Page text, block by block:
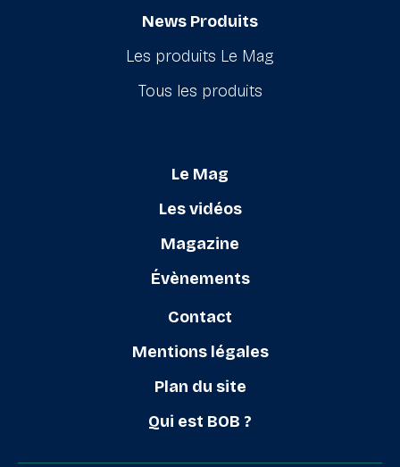
News Produits
Les produits Le Mag
Tous les produits
Le Mag
Les vidéos
Magazine
Évènements
Contact
Mentions légales
Plan du site
Qui est BOB ?